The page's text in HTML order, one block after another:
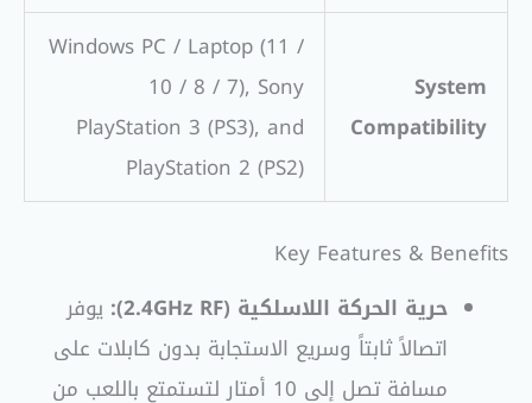
System
Compatibility
Windows PC / Laptop (11 /
10 / 8 / 7), Sony
PlayStation 3 (PS3), and
PlayStation 2 (PS2)
Key Features & Benefits
حرية الحركة اللاسلكية (2.4GHz RF):
يوفر
اتصالاً ثابتاً وسريع الاستجابة بدون كابلات على
مسافة تصل إلى 10 أمتار لتستمتع باللعب من